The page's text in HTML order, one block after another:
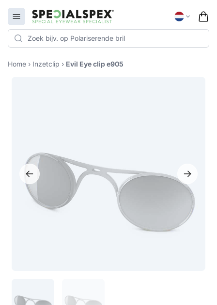
Open menu
Specialspex Logo
Home › Inzetclip › Evil Eye clip e905